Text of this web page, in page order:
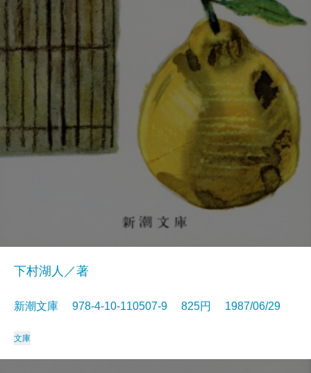
下村湖人／著
新潮文庫 978-4-10-110507-9 825円 1987/06/29
文庫